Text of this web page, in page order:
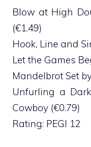
Blow at High
(€1.49)
Hook, Line and
Let the Games
Mandelbrot Set
Unfurling a
Cowboy (€0.79)
Rating: PEGI 12